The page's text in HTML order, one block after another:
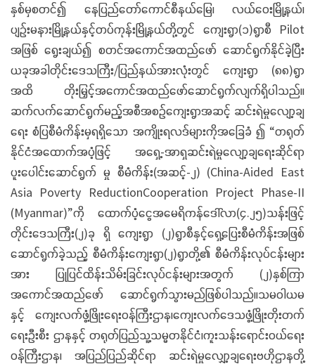
နှစ်မှစတင်၍ နေပြည်တော်ကောင်စီနယ်မြေ၊ လယ်ဝေးမြို့နယ်၊
ပျဉ်းမနားမြို့နယ်နှင့်တပ်ကုန်းမြို့နယ်တို့တွင် ကျေးရွာ(၁)ရွာစီ Pilot
အဖြစ် ရွေးချယ်၍ စတင်အကောင်အထည်ဖော် ဆောင်ရွက်နိုင်ခဲ့ပြီး
ယခုအခါတိုင်းဒေသကြီး/ပြည်နယ်အားလုံးတွင် ကျေးရွာ (၈၈)ရွာ
အထိ တိုးမြှင့်အကောင်အထည်ဖော်ဆောင်ရွက်လျက်ရှိပါသည်။
ဆက်လက်ဆောင်ရွက်မည့်အစီအစဉ်ကျေးရွာအဆင့် ဆင်းရဲမှုလျော့ချ
ရေး စံပြစီမံကိန်းမှရရှိသော အကျိုးရလဒ်များကိုအခြေခံ ၍ “တရုတ်
နိုင်ငံအထောက်အပံ့ဖြင့် အရှေ့-အာရှဆင်းရဲမှုလျော့ချရေးဆိုင်ရာ
ပူးပေါင်းဆောင်ရွက် မှု စီမံကိန်း(အဆင့်-၂) (China-Aided East
Asia Poverty ReductionCooperation Project Phase-II
(Myanmar)”ကို ထောက်ပံ့ငွေအမေရိကန်ဒေါ်လာ(၄.၂၅)သန်းဖြင့်
တိုင်းဒေသကြီး(၂)ခု ရှိ ကျေးရွာ (၂)ရွာစီနှင့်ရှေ့ပြေးစီမံကိန်းအဖြစ်
ဆောင်ရွက်ခဲ့သည့် စီမံကိန်းကျေးရွာ(၂)ရွာတို့၏ စီမံကိန်းလုပ်ငန်းများ
အား ပြုပြင်ထိန်းသိမ်းခြင်းလုပ်ငန်းများအတွက် (၂)နှစ်ကြာ
အကောင်အထည်ဖော် ဆောင်ရွက်သွားမည်ဖြစ်ပါသည်။သမဝါယမ
နှင့် ကျေးလက်ဖွံ့ဖြိုးရေးဝန်ကြီးဌာန၊ကျေးလက်ဒေသဖွံ့ဖြိုးတိုးတက်
ရေးဦးစီး ဌာနနှင့် တရုတ်ပြည်သူ့သမ္မတနိုင်ငံ၊ကူးသန်းရောင်းဝယ်ရေး
ဝန်ကြီးဌာန၊ အပြည်ပြည်ဆိုင်ရာ ဆင်းရဲမှုလျှော့ချရေးဗဟိုဌာနတို့